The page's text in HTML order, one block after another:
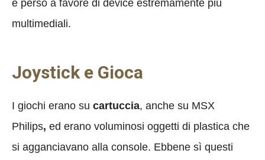
è perso a favore di device estremamente più
multimediali.
Joystick e Gioca
I giochi erano su cartuccia, anche su MSX
Philips, ed erano voluminosi oggetti di plastica che
si agganciavano alla console. Ebbene sì questi